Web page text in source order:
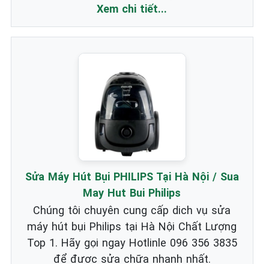
Xem chi tiết...
Sửa Máy Hút Bụi PHILIPS Tại Hà Nội / Sua
May Hut Bui Philips
Chúng tôi chuyên cung cấp dich vụ sửa
máy hút bụi Philips tại Hà Nội Chất Lượng
Top 1. Hãy gọi ngay Hotlinle 096 356 3835
để được sửa chữa nhanh nhất.